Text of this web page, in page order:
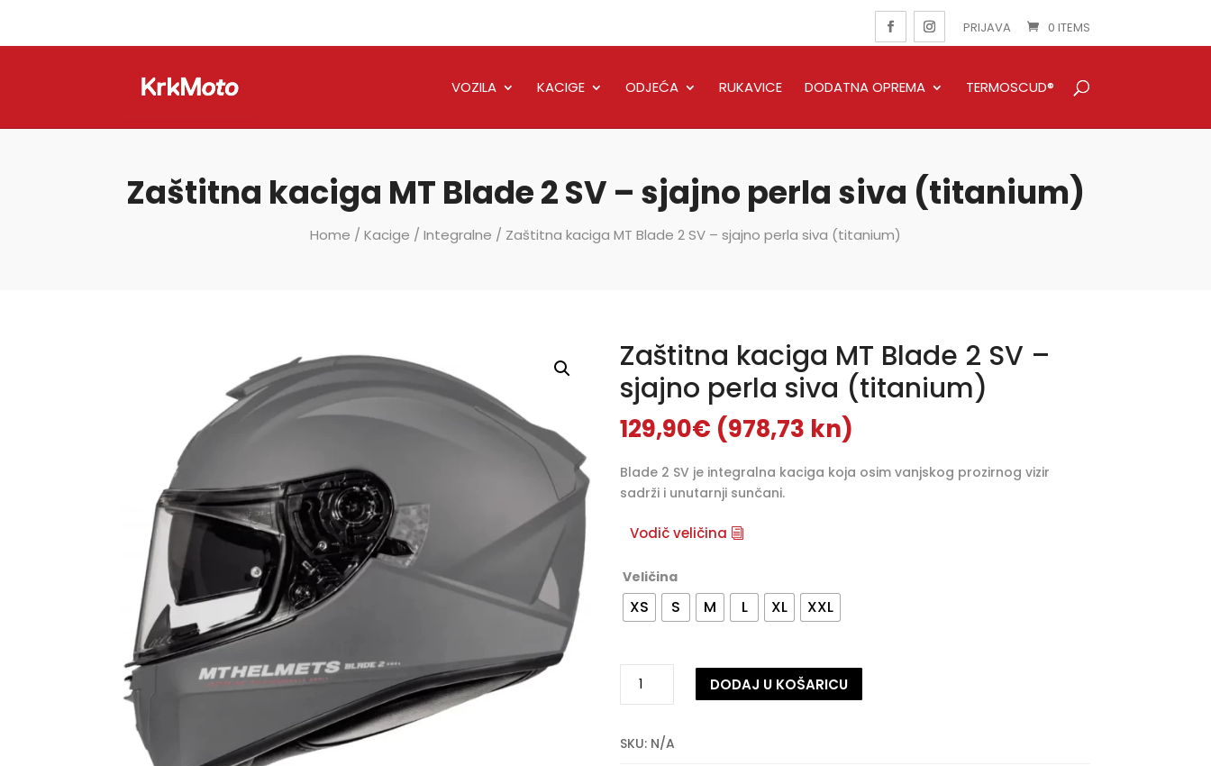
PRIJAVA 0 ITEMS
VOZILA KACIGE ODJEĆA RUKAVICE DODATNA OPREMA TERMOSCUD®
Zaštitna kaciga MT Blade 2 SV – sjajno perla siva (titanium)
Home / Kacige / Integralne / Zaštitna kaciga MT Blade 2 SV – sjajno perla siva (titanium)
Zaštitna kaciga MT Blade 2 SV –
sjajno perla siva (titanium)
129,90€ (978,73 kn)
Blade 2 SV je integralna kaciga koja osim vanjskog prozirnog vizir
sadrži i unutarnji sunčani.
Vodič veličina
Veličina
XS S M L XL XXL
kaciga
Blade
DODAJ U KOŠARICU
l
SKU: N/A